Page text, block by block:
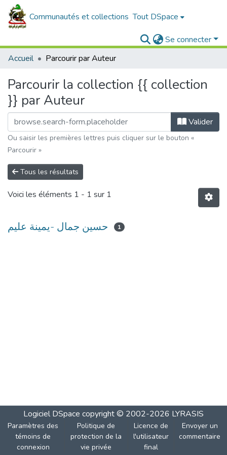
Communautés et collections Tout DSpace
Se connecter
Accueil
Parcourir par Auteur
Parcourir la collection {{ collection
}} par Auteur
Valider
Ou saisir les premières lettres puis cliquer sur le bouton «
Parcourir »
Tous les résultats
Voici les éléments 1 - 1 sur 1
حسين جمال -يمينة عليم 1
Logiciel DSpace copyright © 2002-2026 LYRASIS
Paramètres des
témoins de
connexion
Politique de
protection de la
vie privée
Licence de
l'utilisateur
final
Envoyer un
commentaire